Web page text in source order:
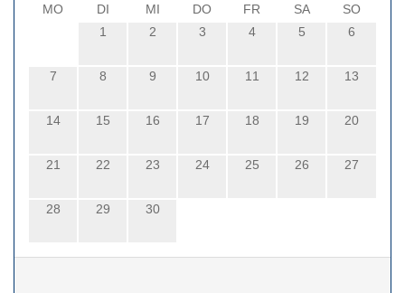
MO DI MI DO FR SA
SO
1
2 3 4 5 6
7 8 9 10 11 12 13
14 15 16 17 18 19 20
21 22 23 24 25 26 27
28 29 30